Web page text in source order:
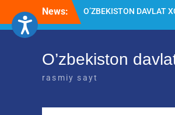
content
News:
O’ZBEKISTON DAVLAT
Akademiyada kasbiy
O’zbekiston
rasmiy sayt